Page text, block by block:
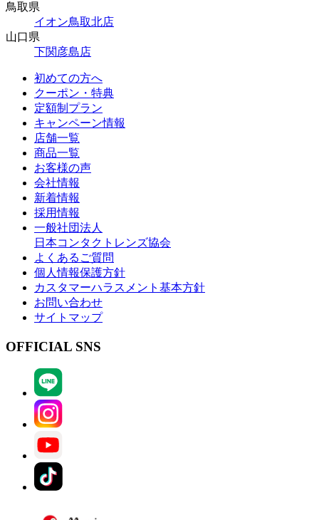
鳥取県
イオン鳥取北店
山口県
下関彦島店
初めての方へ
クーポン・特典
定額制プラン
キャンペーン情報
店舗一覧
商品一覧
お客様の声
会社情報
新着情報
採用情報
一般社団法人
日本コンタクトレンズ協会
よくあるご質問
個人情報保護方針
カスタマーハラスメント基本方針
お問い合わせ
サイトマップ
OFFICIAL SNS